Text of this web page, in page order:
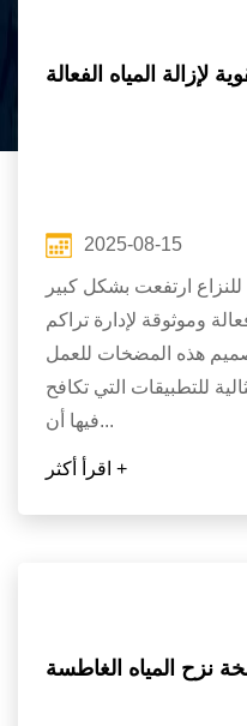
لإزالة المياه الفعالة
2025-08-15
ارتفعت بشكل كبير
وموثوقة لإدارة تراكم
هذه المضخات للعمل
للتطبيقات التي تكافح
فيها أن...
اقرأ أكثر +
نزح المياه الغاطسة